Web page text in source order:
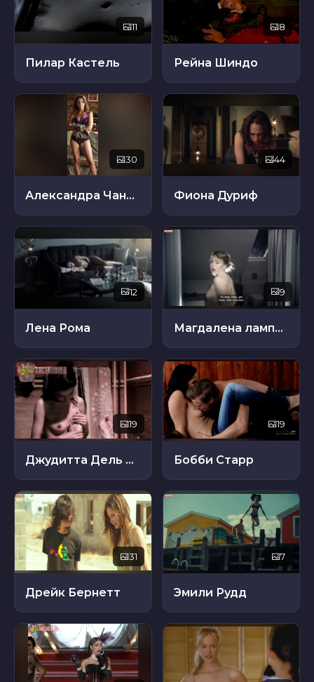
11
Пилар Кастель
8
Рейна Шиндо
30
Александра Чандо
44
Фиона Дуриф
12
Лена Рома
9
Магдалена лампарская
19
Джудитта Дель Веккьо
19
Бобби Старр
31
Дрейк Бернетт
7
Эмили Рудд